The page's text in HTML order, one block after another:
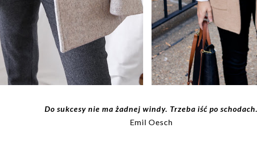
Do sukcesy nie ma żadnej windy. Trzeba iść po
Emil Oesch